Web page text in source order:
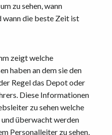
zu sehen, wann
wann die beste Zeit ist
zeigt welche
haben an dem sie den
Regel das Depot oder
Diese Informationen
zu sehen welche
überwacht werden
Personalleiter zu sehen,